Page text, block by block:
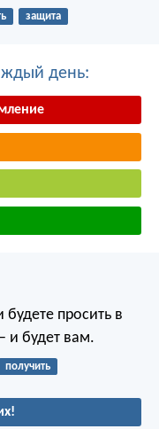
защита
день:
просить в
и будет вам.
получить